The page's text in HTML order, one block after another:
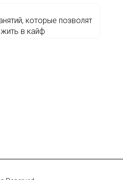
которые позволят
в кайф